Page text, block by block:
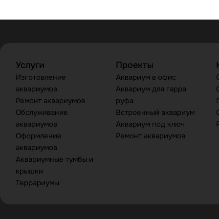
Услуги
Изготовление
аквариумов
Ремонт аквариумов
Обслуживание
аквариумов
Оформление
аквариумов
Аквариумные тумбы и
крышки
Террариумы
Проекты
Аквариум в офис
Аквариум для гарра
руфа
Встроенный аквариум
Аквариум под ключ
Ремонт аквариумов